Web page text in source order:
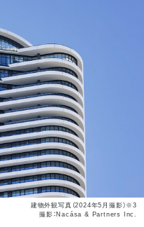
建物外観写真（2024年5月撮影）※3
撮影：Nacása & Partners Inc.